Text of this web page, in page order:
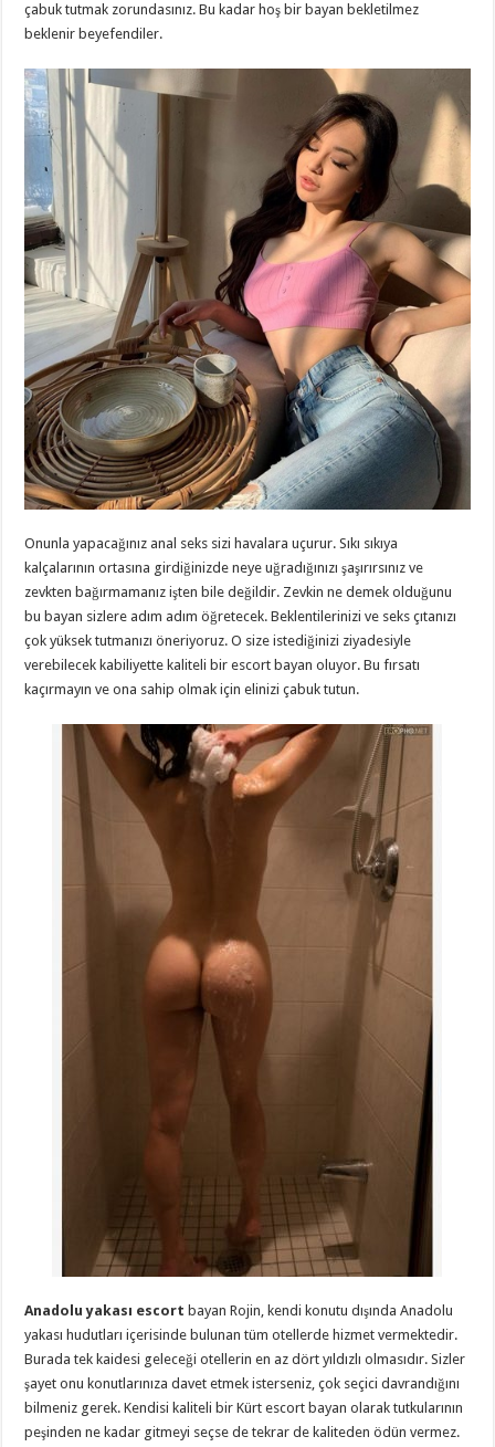
çabuk tutmak zorundasınız. Bu kadar hoş bir bayan bekletilmez
beklenir beyefendiler.
Onunla yapacağınız anal seks sizi havalara uçurur. Sıkı sıkıya
kalçalarının ortasına girdiğinizde neye uğradığınızı şaşırırsınız ve
zevkten bağırmamanız işten bile değildir. Zevkin ne demek olduğunu
bu bayan sizlere adım adım öğretecek. Beklentilerinizi ve seks çıtanızı
çok yüksek tutmanızı öneriyoruz. O size istediğinizi ziyadesiyle
verebilecek kabiliyette kaliteli bir escort bayan oluyor. Bu fırsatı
kaçırmayın ve ona sahip olmak için elinizi çabuk tutun.
Anadolu yakası escort bayan Rojin, kendi konutu dışında Anadolu
yakası hudutları içerisinde bulunan tüm otellerde hizmet vermektedir.
Burada tek kaidesi geleceği otellerin en az dört yıldızlı olmasıdır. Sizler
şayet onu konutlarınıza davet etmek isterseniz, çok seçici davrandığını
bilmeniz gerek. Kendisi kaliteli bir Kürt escort bayan olarak tutkularının
peşinden ne kadar gitmeyi seçse de tekrar de kaliteden ödün vermez.